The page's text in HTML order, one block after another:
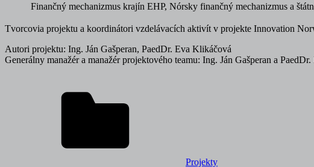
Finančný mechanizmus krajín EHP, Nórsky finančný mechanizmus a
Tvorcovia projektu a koordinátori vzdelávacích aktivít v projekte Innovation
Autori projektu: Ing. Ján Gašperan, PaedDr. Eva Klikáčová
Generálny manažér a manažér projektového teamu: Ing. Ján Gašperan a
Projekty